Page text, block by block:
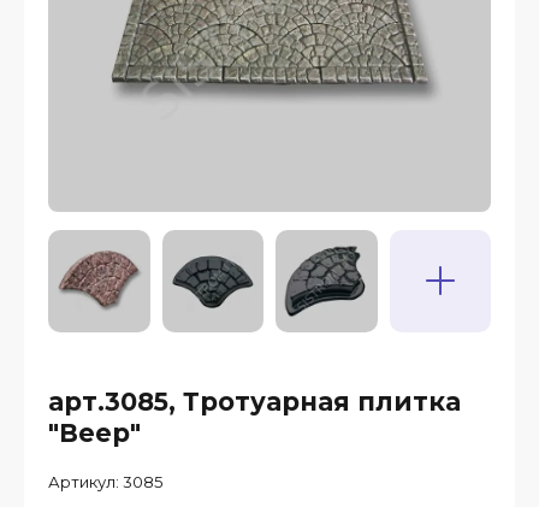
арт.3085, Тротуарная плитка
"Веер"
Артикул: 3085